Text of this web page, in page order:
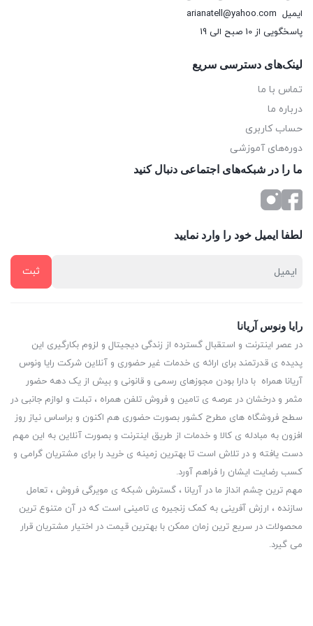
شرکت باسابقه نوکیا، تصمیم به تولید گوشی های موبایل با
مایکروسافت و نوکیا اما بسیار پر فراز و نشیب بود و در این بین
امامایکروسافت
موبایل باشد و ترجیح داد بودجه و زمان خود را صرف پروژه‌های دیگر
کند. هرچند که ردموندی‌ها سه سال بعد و این بار با محصولی به نام
Microsoft Surface Due به بازار برگشتند.
و نوجوانان بسیار مفید و کاربردی است، به‌راحتی به‌وسیله‌ی آن
برد. سهولت در استفاده‌ از تبلت‌ها مهم‌ترین ویژگی‌ آن‌ها است، برخی
از آن‌ها دارای قلم هوشمند هستند و کار کردن با آن‌ها بسیار
استفاده از تبلت نیاز به کیبورد و موس ندارد به همین دلیل به‌راحتی
می‌توان آن را در سفر و گردش همراه خود برد. وزن تبلت‌ها بسیار
سبک است و از لپ تاپ کمتر است به همین خاطر جابه‌جایی آن در
کیف و کوله‌پشتی بسیار آسان است.
برای مراقبت و نگهداری از تبلت بهتر است هنگام خرید کیف یا قاب
مخصوص به آن تهیه شود. قاب‌ها از خش و آسیب‌های جزئی
جلوگیری می‌کنند و دستگاه را به دور از هرگونه آلودگی و گردوغبار
ایمیل arianatell@yahoo.com
پاسخگویی از 10 صبح الی 19
لینک‌های دسترسی سریع
تماس با ما
درباره ما
حساب کاربری
دوره‌های آموزشی
ما را در شبکه‌های اجتماعی دنبال کنید
لطفا ایمیل خود را وارد نمایید
رایا ونوس آریانا
در عصر اینترنت و استقبال گسترده از زندگی دیجیتال و لزوم بکارگیری این
پدیده ی قدرتمند برای ارائه ی خدمات غیر حضوری و آنلاین شرکت رایا ونوس
آریانا همراه با دارا بودن مجوزهای رسمی و قانونی و بیش از یک دهه حضور
مثمر و درخشان در عرصه ی تامین و فروش تلفن همراه ، تبلت و لوازم جانبی در
سطح فروشگاه های مطرح کشور بصورت حضوری هم اکنون و براساس نیاز روز
افزون به مبادله ی کالا و خدمات از طریق اینترنت و بصورت آنلاین به این مهم
دست یافته و در تلاش است تا بهترین زمینه ی خرید را برای مشتریان گرامی و
کسب رضایت ایشان را فراهم آورد.
مهم ترین چشم انداز ما در آریانا ، گسترش شبکه ی مویرگی فروش ، تعامل
سازنده ، ارزش آفرینی به کمک زنجیره ی تامینی است که در آن متنوع ترین
محصولات در سریع ترین زمان ممکن با بهترین قیمت در اختیار مشتریان قرار
می گیرد.